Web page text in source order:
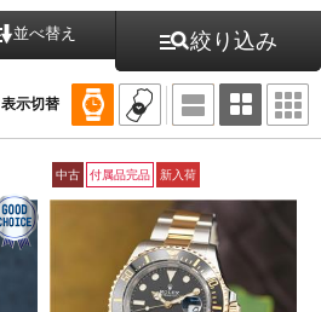
並べ替え 絞り込み
表示切替
中古 付属品完品 新入荷